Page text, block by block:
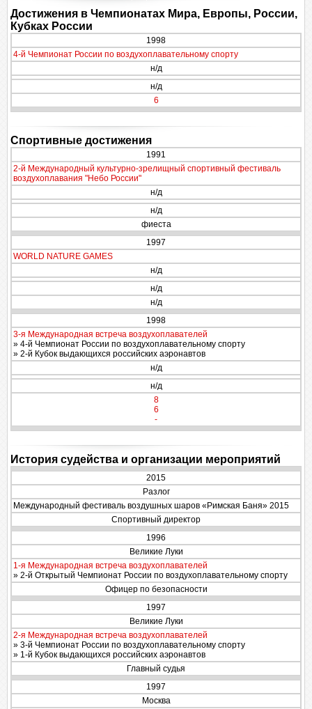
Достижения в Чемпионатах Мира, Европы, России,
Кубках России
1998
4-й Чемпионат России по воздухоплавательному спорту
н/д
н/д
6
Спортивные достижения
1991
2-й Международный культурно-зрелищный спортивный фестиваль
воздухоплавания "Небо России"
н/д
н/д
фиеста
1997
WORLD NATURE GAMES
н/д
н/д
н/д
1998
3-я Международная встреча воздухоплавателей
» 4-й Чемпионат России по воздухоплавательному спорту
» 2-й Кубок выдающихся российских аэронавтов
н/д
н/д
8
6
-
История судейства и организации мероприятий
2015
Разлог
Международный фестиваль воздушных шаров «Римская Баня» 2015
Спортивный директор
1996
Великие Луки
1-я Международная встреча воздухоплавателей
» 2-й Открытый Чемпионат России по воздухоплавательному спорту
Офицер по безопасности
1997
Великие Луки
2-я Международная встреча воздухоплавателей
» 3-й Чемпионат России по воздухоплавательному спорту
» 1-й Кубок выдающихся российских аэронавтов
Главный судья
1997
Москва